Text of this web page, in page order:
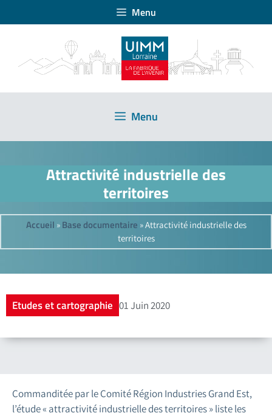
Menu
Menu
Attractivité industrielle des
territoires
Accueil » Base documentaire »Attractivité industrielle des
territoires
Etudes et cartographie 01 Juin 2020
Commanditée par le Comité Région Industries Grand Est,
l’étude « attractivité industrielle des territoires » liste les